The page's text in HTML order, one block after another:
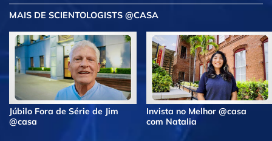
MAIS DE SCIENTOLOGISTS @CASA
Júbilo Fora de Série de Jim
@casa
Invista no Melhor @casa
com Natalia